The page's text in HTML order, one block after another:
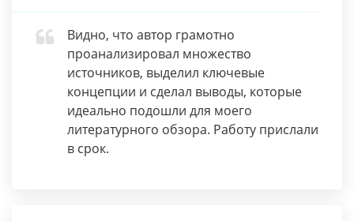
Видно, что автор грамотно
проанализировал множество
источников, выделил ключевые
концепции и сделал выводы, которые
идеально подошли для моего
литературного обзора. Работу прислали
в срок.